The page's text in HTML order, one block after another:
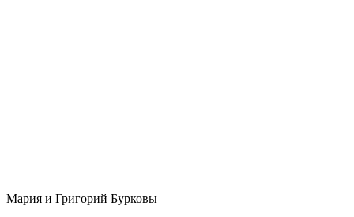
Мария и Григорий Бурковы